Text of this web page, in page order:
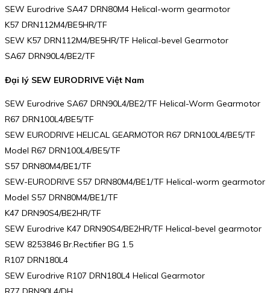
SEW Eurodrive SA47 DRN80M4 Helical-worm gearmotor
K57 DRN112M4/BE5HR/TF
SEW K57 DRN112M4/BE5HR/TF Helical-bevel Gearmotor
SA67 DRN90L4/BE2/TF
Đại lý SEW EURODRIVE Việt Nam
SEW Eurodrive SA67 DRN90L4/BE2/TF Helical-Worm Gearmotor
R67 DRN100L4/BE5/TF
SEW EURODRIVE HELICAL GEARMOTOR R67 DRN100L4/BE5/TF
Model R67 DRN100L4/BE5/TF
S57 DRN80M4/BE1/TF
SEW-EURODRIVE S57 DRN80M4/BE1/TF Helical-worm gearmotor
Model S57 DRN80M4/BE1/TF
K47 DRN90S4/BE2HR/TF
SEW Eurodrive K47 DRN90S4/BE2HR/TF Helical-bevel gearmotor
SEW 8253846 Br.Rectifier BG 1.5
R107 DRN180L4
SEW Eurodrive R107 DRN180L4 Helical Gearmotor